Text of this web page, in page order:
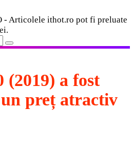
- Articolele ithot.ro pot fi preluate
a fost
preț atractiv